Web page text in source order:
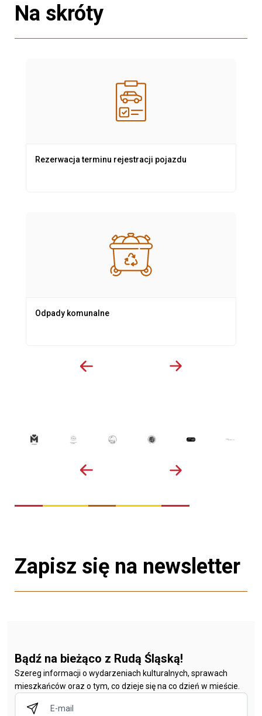
Na skróty
Rezerwacja terminu rejestracji pojazdu
Odpady komunalne
Zapisz się na newsletter
Bądź na bieżąco z Rudą Śląską!
Szereg informacji o wydarzeniach kulturalnych, sprawach
mieszkańców oraz o tym, co dzieje się na co dzień w mieście.